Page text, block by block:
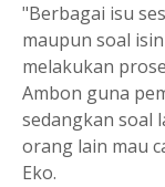
"Berbagai isu
maupun soal
melakukan
Ambon guna
sedangkan soal
orang lain mau
Eko.